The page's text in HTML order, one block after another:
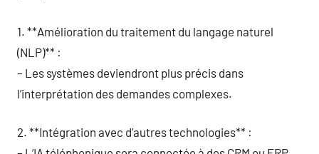
1. **Amélioration du traitement du langage naturel
(NLP)** :
– Les systèmes deviendront plus précis dans
l’interprétation des demandes complexes.
2. **Intégration avec d’autres technologies** :